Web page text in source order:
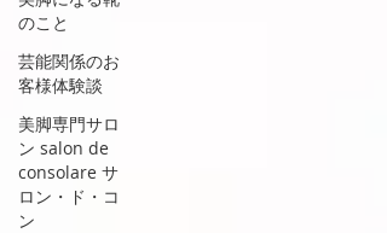
のこと
芸能関係のお
客様体験談
美脚専門サロ
ン salon de
consolare サ
ロン・ド・コ
ン